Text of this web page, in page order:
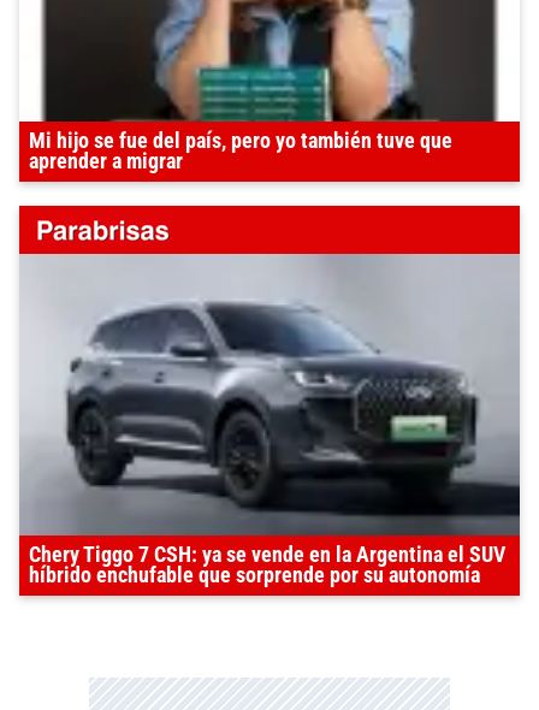
Mi hijo se fue del país, pero yo también tuve que
aprender a migrar
Chery Tiggo 7 CSH: ya se vende en la Argentina el SUV
híbrido enchufable que sorprende por su autonomía